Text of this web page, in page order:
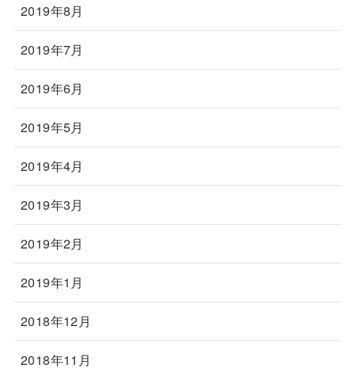
2019年8月
2019年7月
2019年6月
2019年5月
2019年4月
2019年3月
2019年2月
2019年1月
2018年12月
2018年11月